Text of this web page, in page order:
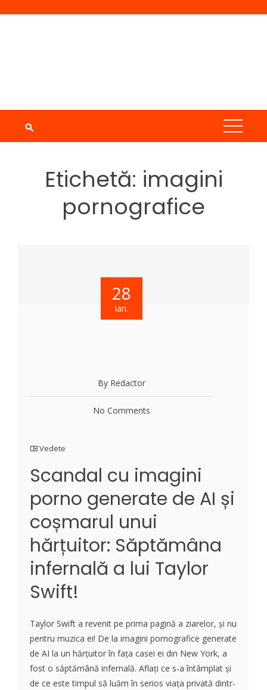
Etichetă: imagini
pornografice
28
ian.
By Redactor
No Comments
Vedete
Scandal cu imagini
porno generate de AI și
coșmarul unui
hărțuitor: Săptămâna
infernală a lui Taylor
Swift!
Taylor Swift a revenit pe prima pagină a ziarelor, și nu
pentru muzica ei! De la imagini pornografice generate
de AI la un hărțuitor în fața casei ei din New York, a
fost o săptămână infernală. Aflați ce s-a întâmplat și
de ce este timpul să luăm în serios viața privată dintr-